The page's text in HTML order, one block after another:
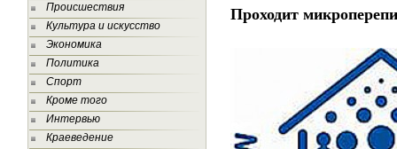
Происшествия
Культура и искусство
Экономика
Политика
Спорт
Кроме того
Интервью
Краеведение
Проходит